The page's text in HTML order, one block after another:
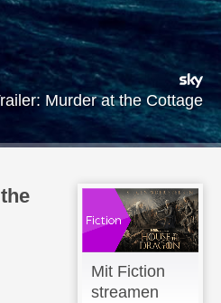
Murder at the Cottage
Mit Fiction
streamen